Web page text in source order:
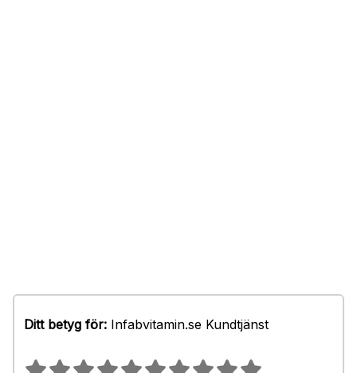
Ditt betyg för: Infabvitamin.se Kundtjänst